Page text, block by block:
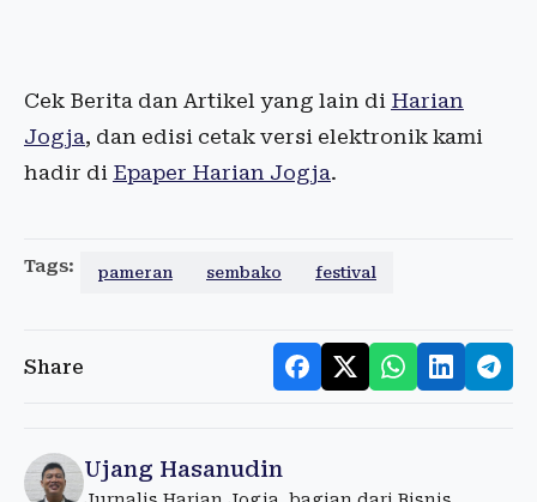
Cek Berita dan Artikel yang lain di Harian
Jogja, dan edisi cetak versi elektronik kami
hadir di Epaper Harian Jogja.
Tags: pameran sembako festival
Share
Ujang Hasanudin